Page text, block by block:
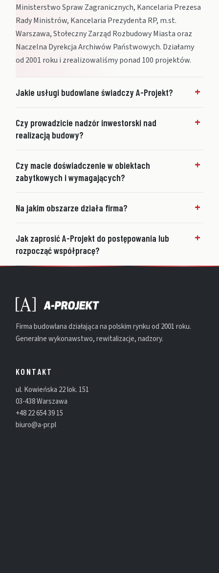
Ministerstwo Spraw Zagranicznych, Kancelaria Prezesa
Rady Ministrów, Kancelaria Prezydenta RP, m.st.
Warszawa, Stołeczny Zarząd Rozbudowy Miasta oraz
Naczelna Dyrekcja Archiwów Państwowych. Działamy
od 2001 roku i zrealizowaliśmy ponad 100 projektów.
Jakie usługi budowlane świadczy A-Projekt?
Czy prowadzicie nadzór inwestorski nad
realizacją budowy?
Czy macie doświadczenie w obiektach
zabytkowych i wymagających?
Na jakim obszarze działa firma?
Jak zaprosić A-Projekt do postępowania lub
rozpocząć współpracę?
Firma budowlana działająca na polskim rynku od 2001 roku.
Generalne wykonawstwo, rewitalizacje, nadzory.
KONTAKT
ul. Kowieńska 22 lok. 151
03-438 Warszawa
+48 22 654 39 15
biuro@a-pr.pl